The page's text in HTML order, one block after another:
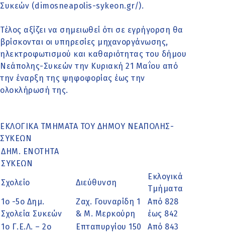
Συκεών (dimosneapolis-sykeon.gr/).
Τέλος αξίζει να σημειωθεί ότι σε εγρήγορση θα
βρίσκονται οι υπηρεσίες μηχανοργάνωσης,
ηλεκτροφωτισμού και καθαριότητας του δήμου
Νεάπολης-Συκεών την Κυριακή 21 Μαΐου από
την έναρξη της ψηφοφορίας έως την
ολοκλήρωσή της.
ΕΚΛΟΓΙΚΑ ΤΜΗΜΑΤΑ ΤΟΥ ΔΗΜΟΥ ΝΕΑΠΟΛΗΣ-
ΣΥΚΕΩΝ
ΔΗΜ. ΕΝΟΤΗΤΑ
ΣΥΚΕΩΝ
Σχολείο
Διεύθυνση
Εκλογικά
Τμήματα
1ο -5ο Δημ.
Σχολεία Συκεών
Ζαχ. Γουναρίδη 1
& Μ. Μερκούρη
Από 828
έως 842
1ο Γ.Ε.Λ. – 2ο
Επταπυργίου 150
Από 843